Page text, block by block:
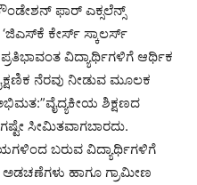
ಫಾರ್ ಎಕ್ಸಲೆನ್ಸ್
‘ಜಿಎಸ್‌ಕೆ ಕೇರ್ಸ್ ಸ್ಕಾಲರ್ಸ್
ಪ್ರತಿಭಾವಂತ ವಿದ್ಯಾರ್ಥಿಗಳಿಗೆ ಆರ್ಥಿಕ
ನೆರವು ನೀಡುವ ಮೂಲಕ
ಶಿಕ್ಷಣದ
ಸೀಮಿತವಾಗಬಾರದು.
ಬರುವ ವಿದ್ಯಾರ್ಥಿಗಳಿಗೆ
ಹಾಗೂ ಗ್ರಾಮೀಣ